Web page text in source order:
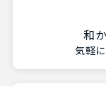
和
気軽